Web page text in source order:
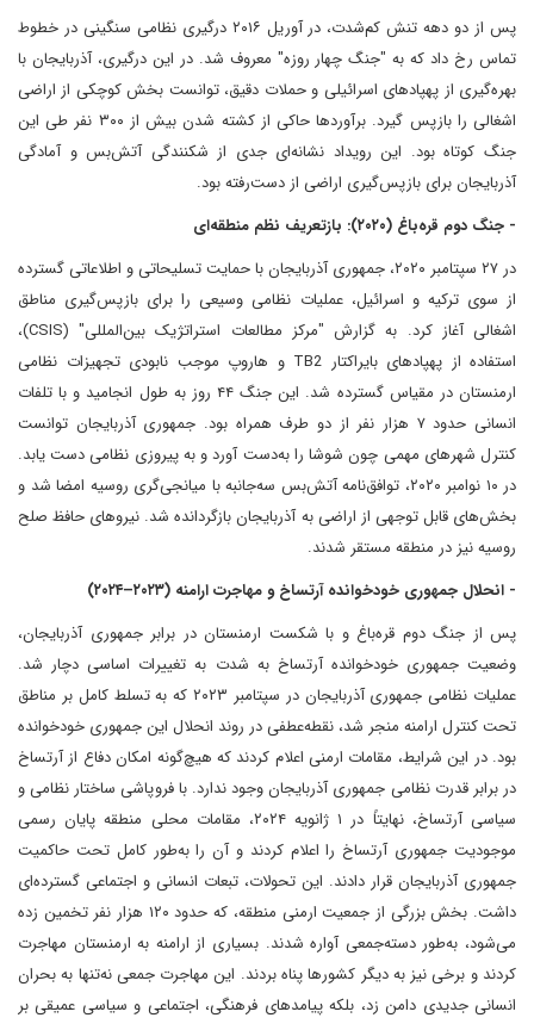
پس از دو دهه تنش کم‌شدت، در آوریل ۲۰۱۶ درگیری نظامی سنگینی در خطوط
تماس رخ داد که به "جنگ چهار روزه" معروف شد. در این درگیری، آذربایجان با
بهره‌گیری از پهپادهای اسرائیلی و حملات دقیق، توانست بخش کوچکی از اراضی
اشغالی را بازپس گیرد. برآوردها حاکی از کشته شدن بیش از ۳۰۰ نفر طی این
جنگ کوتاه بود. این رویداد نشانه‌ای جدی از شکنندگی آتش‌بس و آمادگی
آذربایجان برای بازپس‌گیری اراضی از دست‌رفته بود.
- جنگ دوم قره‌باغ (۲۰۲۰): بازتعریف نظم منطقه‌ای
در ۲۷ سپتامبر ۲۰۲۰، جمهوری آذربایجان با حمایت تسلیحاتی و اطلاعاتی گسترده
از سوی ترکیه و اسرائیل، عملیات نظامی وسیعی را برای بازپس‌گیری مناطق
اشغالی آغاز کرد. به گزارش "مرکز مطالعات استراتژیک بین‌المللی" (CSIS)،
استفاده از پهپادهای بایراکتار TB2 و هاروپ موجب نابودی تجهیزات نظامی
ارمنستان در مقیاس گسترده شد. این جنگ ۴۴ روز به طول انجامید و با تلفات
انسانی حدود ۷ هزار نفر از دو طرف همراه بود. جمهوری آذربایجان توانست
کنترل شهرهای مهمی چون شوشا را به‌دست آورد و به پیروزی نظامی دست یابد.
در ۱۰ نوامبر ۲۰۲۰، توافق‌نامه آتش‌بس سه‌جانبه با میانجی‌گری روسیه امضا شد و
بخش‌های قابل توجهی از اراضی به آذربایجان بازگردانده شد. نیروهای حافظ صلح
روسیه نیز در منطقه مستقر شدند.
- انحلال جمهوری خودخوانده آرتساخ و مهاجرت ارامنه (۲۰۲۳–۲۰۲۴)
پس از جنگ دوم قره‌باغ و با شکست ارمنستان در برابر جمهوری آذربایجان،
وضعیت جمهوری خودخوانده آرتساخ به شدت به تغییرات اساسی دچار شد.
عملیات نظامی جمهوری آذربایجان در سپتامبر ۲۰۲۳ که به تسلط کامل بر مناطق
تحت کنترل ارامنه منجر شد، نقطه‌عطفی در روند انحلال این جمهوری خودخوانده
بود. در این شرایط، مقامات ارمنی اعلام کردند که هیچ‌گونه امکان دفاع از آرتساخ
در برابر قدرت نظامی جمهوری آذربایجان وجود ندارد. با فروپاشی ساختار نظامی و
سیاسی آرتساخ، نهایتاً در ۱ ژانویه ۲۰۲۴، مقامات محلی منطقه پایان رسمی
موجودیت جمهوری آرتساخ را اعلام کردند و آن را به‌طور کامل تحت حاکمیت
جمهوری آذربایجان قرار دادند. این تحولات، تبعات انسانی و اجتماعی گسترده‌ای
داشت. بخش بزرگی از جمعیت ارمنی منطقه، که حدود ۱۲۰ هزار نفر تخمین زده
می‌شود، به‌طور دسته‌جمعی آواره شدند. بسیاری از ارامنه به ارمنستان مهاجرت
کردند و برخی نیز به دیگر کشورها پناه بردند. این مهاجرت جمعی نه‌تنها به بحران
انسانی جدیدی دامن زد، بلکه پیامدهای فرهنگی، اجتماعی و سیاسی عمیقی بر